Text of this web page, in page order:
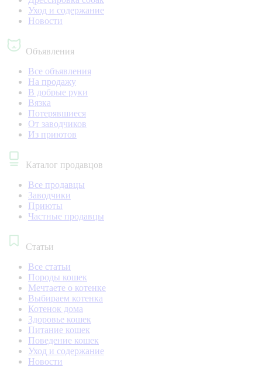
Уход и содержание
Новости
Объявления
Все объявления
На продажу
В добрые руки
Вязка
Потерявшиеся
От заводчиков
Из приютов
Каталог продавцов
Все продавцы
Заводчики
Приюты
Частные продавцы
Статьи
Все статьи
Породы кошек
Мечтаете о котенке
Выбираем котенка
Котенок дома
Здоровье кошек
Питание кошек
Поведение кошек
Уход и содержание
Новости